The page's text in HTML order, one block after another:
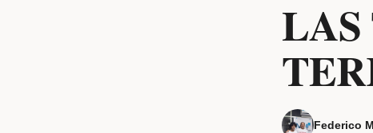
LAS
Federico